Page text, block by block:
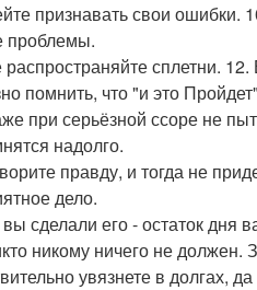
признавать свои ошибки.
проблемы.
распространяйте сплетни.
помнить, что "и это
при серьёзной ссоре не
надолго.
правду, и тогда не
дело.
вы сделали его - остаток
никому ничего не должен.
увязнете в долгах,